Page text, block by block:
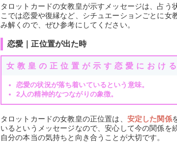
タロットカードの女教皇が示すメッセージは、占う
こでは恋愛や復縁など、シチュエーションごとに
み解くので、ぜひ参考にしてください。
恋愛｜正位置が出た時
女教皇の正位置が示す恋愛におけ
恋愛の状況が落ち着いているという意味。
2人の精神的なつながりの象徴。
タロットカードの女教皇の正位置は、 安定した関係
いるというメッセージなので、安心して今の関係
自分の本当の気持ちと向き合うことが大切です。